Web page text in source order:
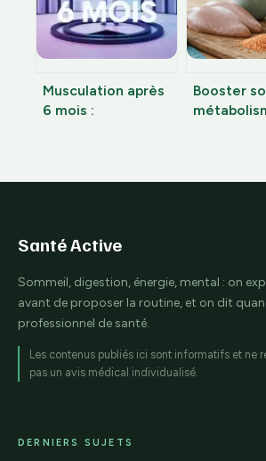
Musculation après
6 mois :
Booster
Santé Active
Sommeil, digestion, énergie, mental : on
avant de proposer la routine, et on dit
professionnel de santé.
Les contenus publiés ici sont informatifs et ne
pas un avis médical individualisé.
DERNIERS SUJETS